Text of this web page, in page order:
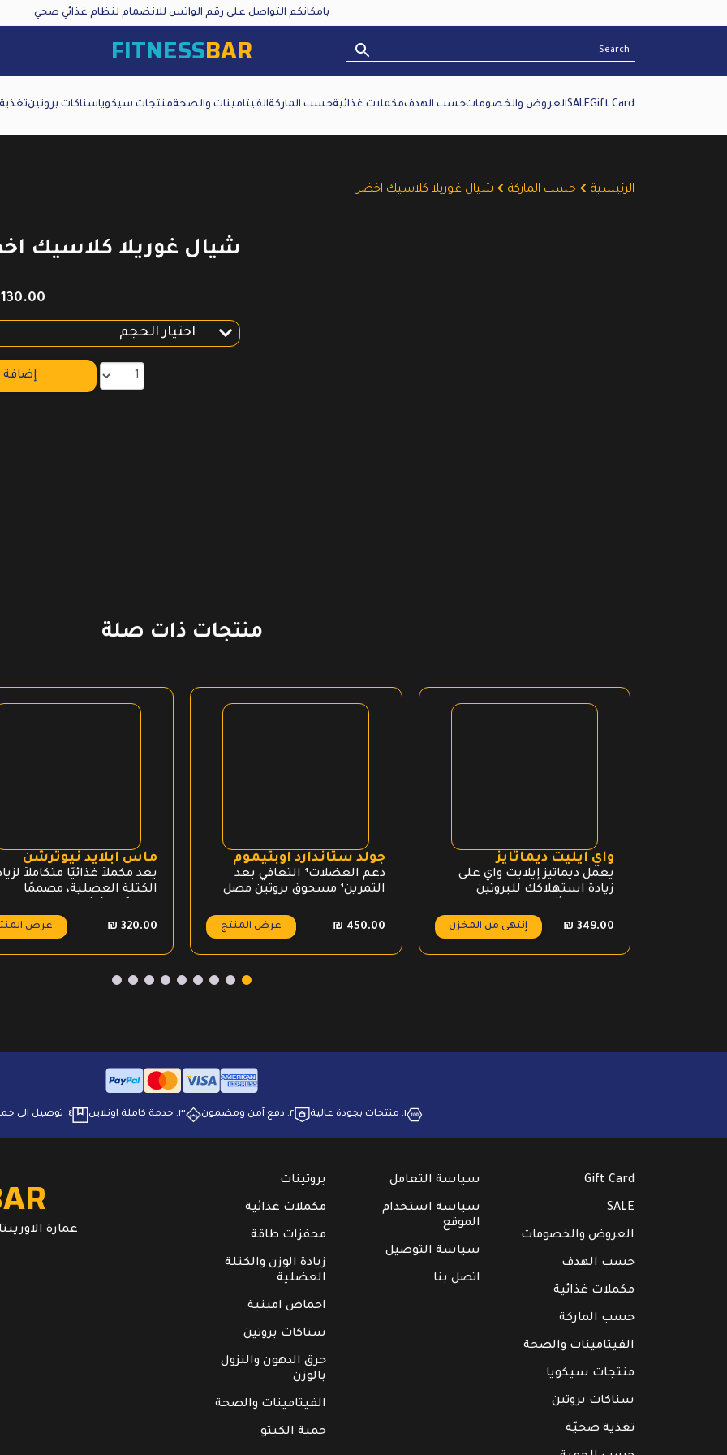
بامكانكم التواصل على رقم الواتس للانضمام لنظام غذائي صحي
FITNESSBAR
Gift Card
SALEالعروض والخصوماتحسب الهدفمكملات غذائيةحسب الماركةالفيتامينات والصحةمنتجات سيكوياسناكات بروتين
الرئيسية حسب الماركة شيال غوريلا كلاسيك اخضر
شيال غوريلا كلاسيك
130.00
إضافة
منتجات ذات صلة
واي ايليت ديماتايز
يعمل ديماتيز إيلايت واي على
زيادة استهلاكك للبروتين
والاستشفاء بشكل أسرع،
وبالتالي مساعدتك لتصبح أقوى.
25 غم من البروتين السهل
₪ 349.00 إنتهى من المخزن
جولد ستاندارد اوبتيموم
دعم العضلات¹ التعافي بعد
التمرين¹ مسحوق بروتين مصل
٥.٥ غ أحماض أمينية متفرعة
السلسلة لكل حصة البروتين
المعزول هو المكون الأول
₪ 450.00 عرض المنتج
ماس ابلايد نيوترشن
يعد مكملاً غذائيًا متكاملاً
الكتلة العضلية، مصممًا
يسعون لزيادة الوزن وبناء
العضلات. مع تركيبته الغنية
بالكربوهيدرات، البروتين،
يوفر هذا المنتج التوازن
₪ 320.00 عرض
١. منتجات بجودة عالية ٢. ⁠دفع آمن ومضمون ٣. ⁠خدمة كاملة اونلاين ٤. ⁠توصيل الى جميع انحاء البلاد
Gift Card
SALE
العروض والخصومات
حسب الهدف
مكملات غذائية
حسب الماركة
الفيتامينات والصحة
منتجات سيكويا
سناكات بروتين
تغذية صحيّة
سياسة التعامل
سياسة استخدام
الموقع
سياسة التوصيل
اتصل بنا
بروتينات
مكملات غذائية
محفزات طاقة
زيادة الوزن والكتلة
العضلية
احماض امينية
سناكات بروتين
حرق الدهون والنزول
بالوزن
الفيتامينات والصحة
حمية الكيتو
عمارة الاورينتال.